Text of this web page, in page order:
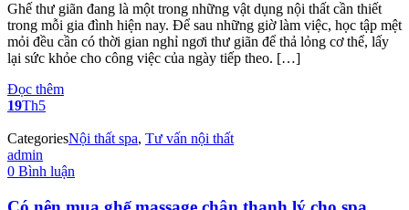
Ghế thư giãn đang là một trong những vật dụng nội thất cần thiết
trong mỗi gia đình hiện nay. Để sau những giờ làm việc, học tập mệt
mỏi đều cần có thời gian nghỉ ngơi thư giãn để thả lỏng cơ thể, lấy
lại sức khỏe cho công việc của ngày tiếp theo. […]
Đọc thêm
19Th5
CategoriesNội thất spa, Tư vấn nội thất
admin
0 Bình luận